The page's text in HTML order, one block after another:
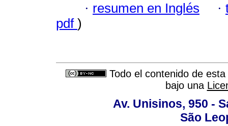
· resumen en Inglés ·
pdf )
Todo el contenido de
bajo una
Av. Unisinos, 950 -
São